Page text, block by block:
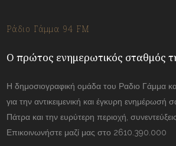
Ράδιο Γάμμα 94 FM
Ο πρώτος ενημερωτικός σταθμός
Η δημοσιογραφική ομάδα του Ραδιο Γάμμα
για την αντικειμενική και έγκυρη
Πάτρα και την ευρύτερη περιοχή,
Επικοινωνήστε μαζί μας στο 2610.390.000